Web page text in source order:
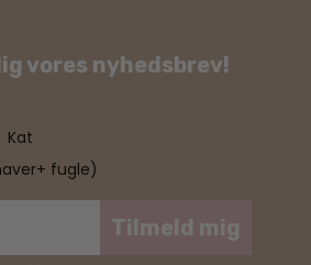
vores nyhedsbrev!
Kat
fugle)
Tilmeld mig